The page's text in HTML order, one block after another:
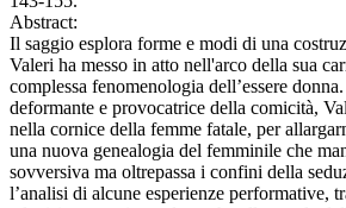
Abstract:
Il saggio esplora forme e modi di una
Valeri ha messo in atto nell'arco della sua
complessa fenomenologia dell’essere
deformante e provocatrice della comicità,
nella cornice della femme fatale, per
una nuova genealogia del femminile che
sovversiva ma oltrepassa i confini della
l’analisi di alcune esperienze performative,